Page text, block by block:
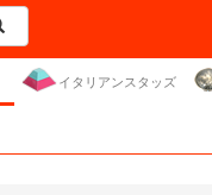
イタリアンスタッズ